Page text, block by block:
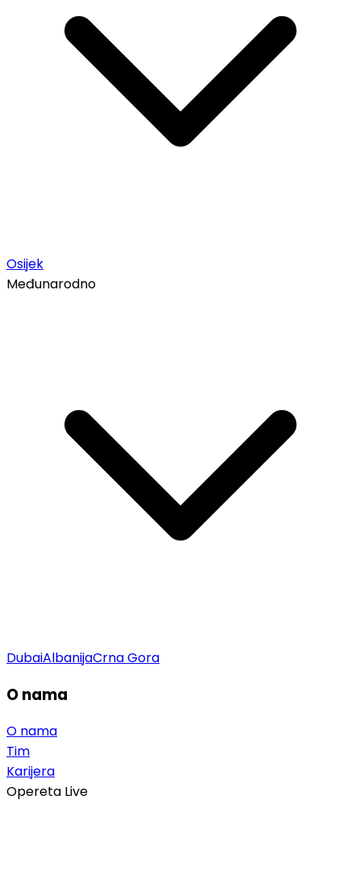
Osijek
Međunarodno
DubaiAlbanijaCrna Gora
O nama
O nama
Tim
Karijera
Opereta Live